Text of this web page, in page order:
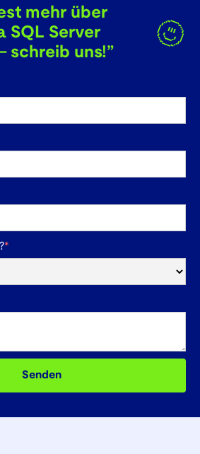
mehr über
SQL Server
schreib uns!”
*